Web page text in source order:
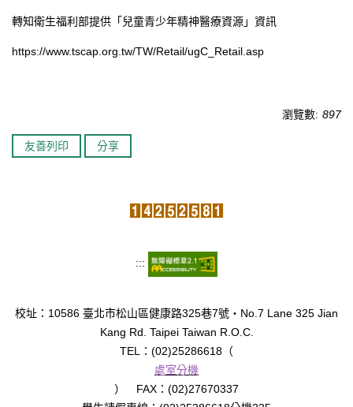
家長會
家長專區
防疫在家學習專區
轉知衛生福利部提供「兒童青少年精神醫療資源」資訊
https://www.tscap.org.tw/TW/Retail/ugC_Retail.asp
瀏覽數: 897
友善列印 分享
:::
校址：10586 臺北市松山區健康路325巷7號‧No.7 Lane 325 Jian
Kang Rd. Taipei Taiwan R.O.C.
TEL：(02)25286618（
處室分機
） FAX：(02)27670337